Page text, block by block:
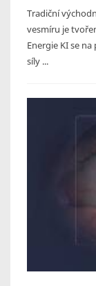
Tradiční
vesmíru je
Energie KI se
síly ...